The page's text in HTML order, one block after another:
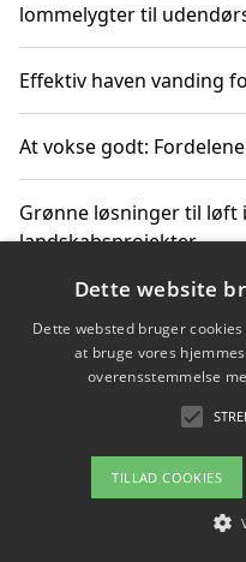
lommelygter til
Effektiv haven vanding
At vokse godt:
Grønne løsninger til
landskabsprojekter
Gør haven til et frirum
Copyright
Om / kontakt
Dette website
Dette websted bruger
at bruge vores
overensstemmelse
TILLAD COOKIES